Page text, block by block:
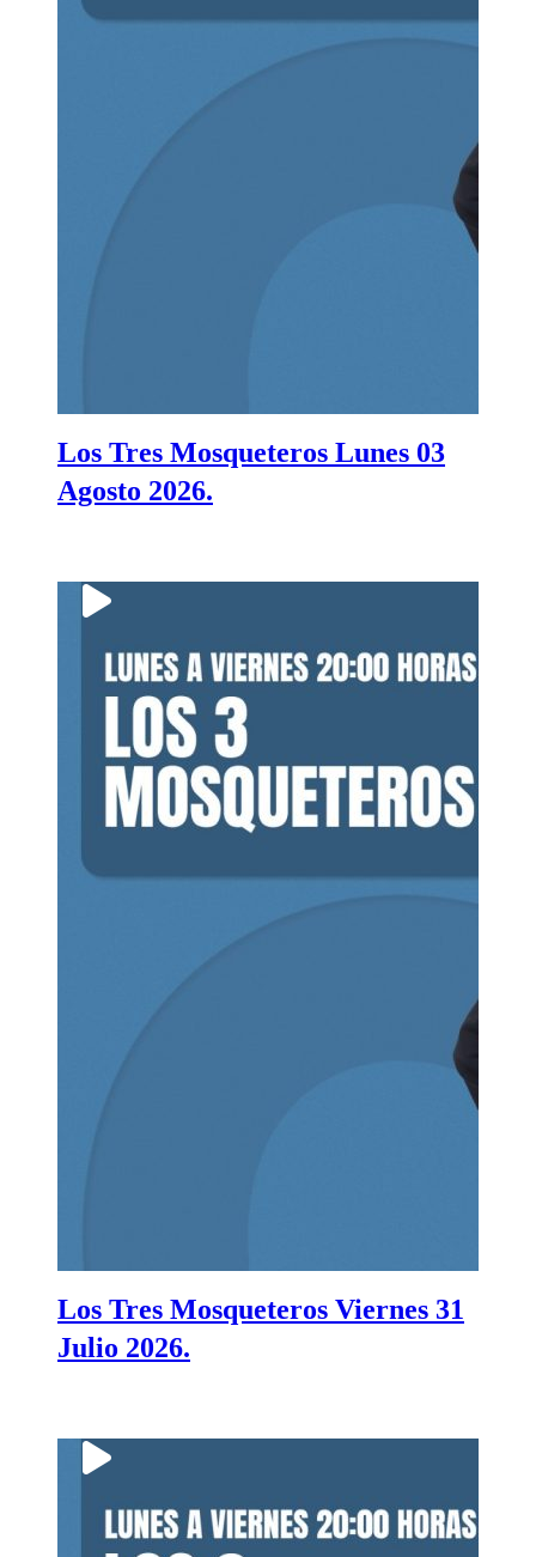
Los Tres Mosqueteros Lunes 03
Agosto 2026.
Los Tres Mosqueteros Viernes 31
Julio 2026.